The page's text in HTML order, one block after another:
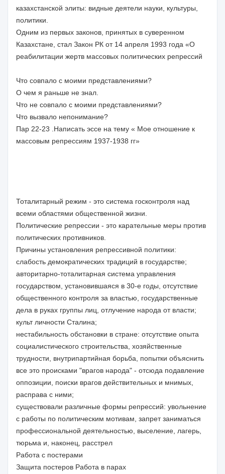
казахстанской элиты: видные деятели науки, культуры,
политики.
Одним из первых законов, принятых в суверенном
Казахстане, стал Закон РК от 14 апреля 1993 года «О
реабилитации жертв массовых политических репрессий
Что совпало с моими представлениями?
О чем я раньше не знал.
Что не совпало с моими представлениями?
Что вызвало непонимание?
Пар 22-23 .Написать эссе на тему « Мое отношение к
массовым репрессиям 1937-1938 гг»
Тоталитарный режим - это система госконтроля над
всеми областями общественной жизни.
Политические репрессии - это карательные меры против
политических противников.
Причины установления репрессивной политики:
слабость демократических традиций в государстве;
авторитарно-тоталитарная система управления
государством, установившаяся в 30-е годы, отсутствие
общественного контроля за властью, государственные
дела в руках группы лиц, отлучение народа от власти;
культ личности Сталина;
нестабильность обстановки в стране: отсутствие опыта
социалистического строительства, хозяйственные
трудности, внутрипартийная борьба, попытки объяснить
все это происками "врагов народа" - отсюда подавление
оппозиции, поиски врагов действительных и мнимых,
расправа с ними;
существовали различные формы репрессий: увольнение
с работы по политическим мотивам, запрет заниматься
профессиональной деятельностью, выселение, лагерь,
тюрьма и, наконец, расстрел
Работа с постерами
Защита постеров Работа в парах